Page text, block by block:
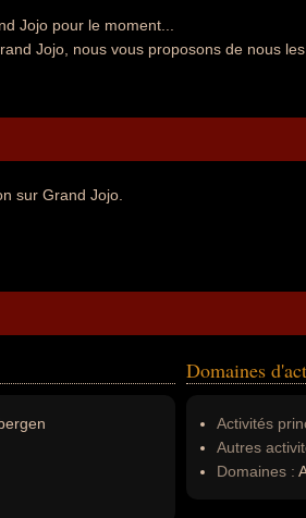
Jojo pour le moment...
Jojo, nous vous proposons de nous les
sur Grand Jojo.
Domaines
Activités
Autres
Domaines :